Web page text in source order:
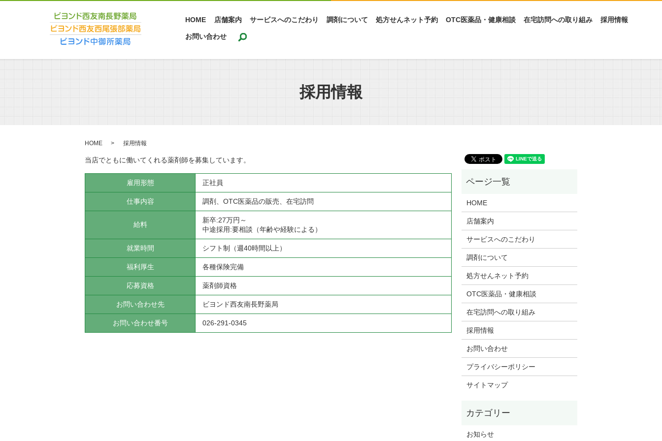
HOME 店舗案内 サービスへのこだわり 調剤について 処方せんネット予約 OTC医薬品・健康相談 在宅訪問への取り組み 採用情報
お問い合わせ
採用情報
HOME 採用情報
当店でともに働いてくれる薬剤師を募集しています。
雇用形態 正社員
仕事内容 調剤、OTC医薬品の販売、在宅訪問
給料
新卒:27万円～
中途採用:要相談（年齢や経験による）
就業時間 シフト制（週40時間以上）
福利厚生 各種保険完備
応募資格 薬剤師資格
お問い合わせ先 ビヨンド西友南長野薬局
お問い合わせ番号 026-291-0345
HOME
店舗案内
サービスへのこだわり
調剤について
処方せんネット予約
OTC医薬品・健康相談
在宅訪問への取り組み
採用情報
お問い合わせ
プライバシーポリシー
サイトマップ
お知らせ